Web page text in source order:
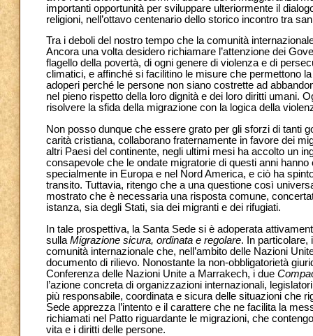
importanti opportunità per sviluppare ulteriormente il
religioni, nell’ottavo centenario dello storico incontro tra
Tra i deboli del nostro tempo che la comunità
Ancora una volta desidero richiamare l’attenzione dei
flagello della povertà, di ogni genere di violenza e di
climatici, e affinché si facilitino le misure che permettono
adoperi perché le persone non siano costrette ad
nel pieno rispetto della loro dignità e dei loro diritti umani.
risolvere la sfida della migrazione con la logica della
Non posso dunque che essere grato per gli sforzi di tanti
carità cristiana, collaborano fraternamente in favore dei
altri Paesi del continente, negli ultimi mesi ha accolto un
consapevole che le ondate migratorie di questi anni
specialmente in Europa e nel Nord America, e ciò ha
transito. Tuttavia, ritengo che a una questione così
mostrato che è necessaria una risposta comune,
istanza, sia degli Stati, sia dei migranti e dei rifugiati.
In tale prospettiva, la Santa Sede si è adoperata
sulla Migrazione sicura, ordinata e regolare. In particolare,
comunità internazionale che, nell’ambito delle Nazioni
documento di rilievo. Nonostante la non-obbligatorietà
Conferenza delle Nazioni Unite a Marrakech, i due
l’azione concreta di organizzazioni internazionali,
più responsabile, coordinata e sicura delle situazioni che
Sede apprezza l’intento e il carattere che ne facilita la
richiamati nel Patto riguardante le migrazioni, che
vita e i diritti delle persone.